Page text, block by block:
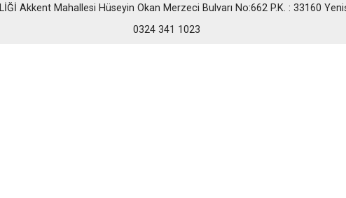
Akkent Mahallesi Hüseyin Okan Merzeci Bulvarı No:662 P.K. : 33160
0324 341 1023